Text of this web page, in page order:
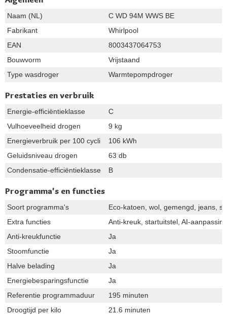
Naam (NL)
C WD 94M WWS BE
Fabrikant
Whirlpool
EAN
8003437064753
Bouwvorm
Vrijstaand
Type wasdroger
Warmtepompdroger
Prestaties en verbruik
Energie-efficiëntieklasse
C
Vulhoeveelheid drogen
9 kg
Energieverbruik per 100 cycli
106 kWh
Geluidsniveau drogen
63 db
Condensatie-efficiëntieklasse
B
Programma's en functies
Soort programma's
Eco-katoen, wol, gemengd, jeans,
Extra functies
Anti-kreuk, startuitstel, AI-
Anti-kreukfunctie
Ja
Stoomfunctie
Ja
Halve belading
Ja
Energiebesparingsfunctie
Ja
Referentie programmaduur
195 minuten
Droogtijd per kilo
21.6 minuten